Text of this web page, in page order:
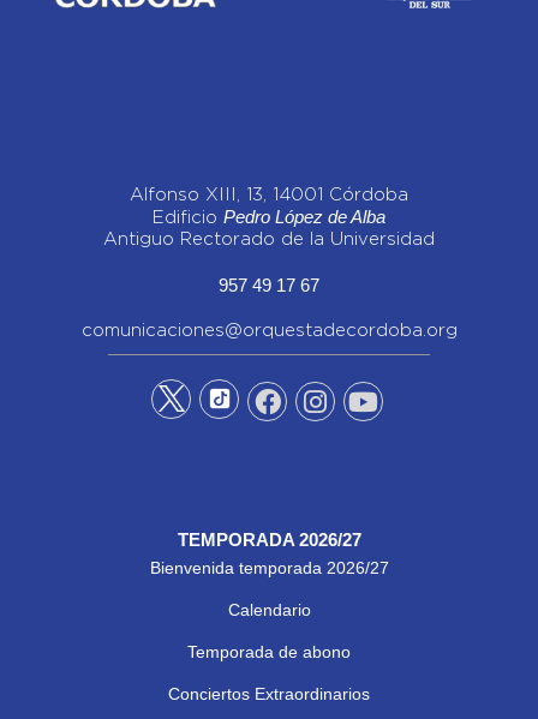
Alfonso XIII, 13, 14001 Córdoba
Edificio Pedro López de Alba
Antiguo Rectorado de la Universidad
957 49 17 67
comunicaciones@orquestadecordoba.org
TEMPORADA 2026/27
Bienvenida temporada 2026/27
Calendario
Temporada de abono
Conciertos Extraordinarios